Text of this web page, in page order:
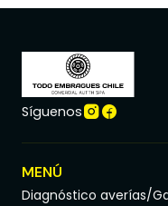
Síguenos
MENÚ
Diagnóstico averías/